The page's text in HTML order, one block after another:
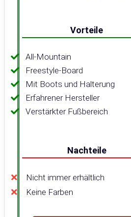
Vorteile
All-Mountain
Freestyle-Board
Mit Boots und Halterung
Erfahrener Hersteller
Verstärkter Fußbereich
Nachteile
Nicht immer erhältlich
Keine Farben